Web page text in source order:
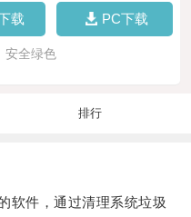
载 PC下载
安全绿色
排行
件，通过清理系统垃圾